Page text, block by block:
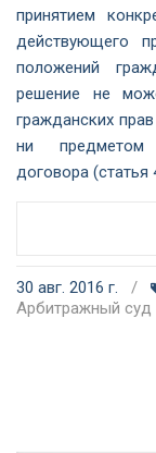
принятием
действующего
положений
решение не
гражданских
ни предметом
договора
30 авг. 2016 г. /
Арбитражный суд